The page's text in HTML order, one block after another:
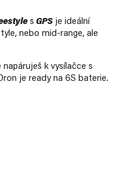
s GPS je ideální
nebo mid-range, ale
k vysílačce s
je ready na 6S baterie.